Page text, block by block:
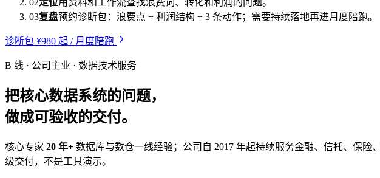
03复盘预约诊断包：浪费点 + 利润结构 + 3 条动作；需要持续落地再进月度陪跑。
诊断包 ¥980 起 / 月度陪跑
B 线 · 公司主业 · 数据技术服务
把核心数据系统的问题，
做成可验收的交付。
核心专家 20 年+ 数据库与数仓一线经验；公司自 2017 年起持续服务金融、信托、保
级交付，不是工具演示。